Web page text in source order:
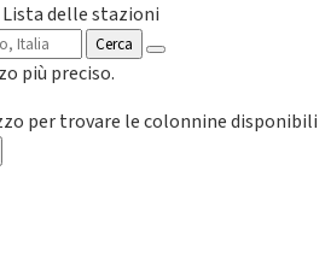
Lista delle stazioni
Cerca
più preciso.
per trovare le colonnine disponibili